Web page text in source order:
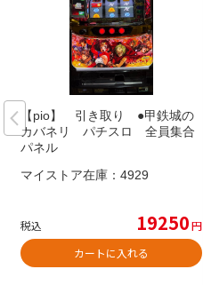
【pio】 引き取り ●甲鉄城の
カバネリ パチスロ 全員集合
パネル
マイストア在庫： 4929
税込 19250円
カートに入れる